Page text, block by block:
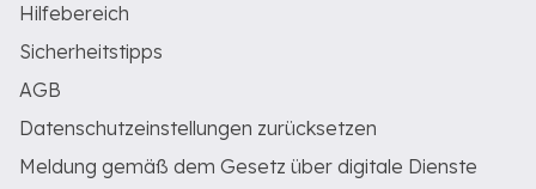
Hilfebereich
Sicherheitstipps
AGB
Datenschutzeinstellungen zurücksetzen
Meldung gemäß dem Gesetz über digitale Dienste